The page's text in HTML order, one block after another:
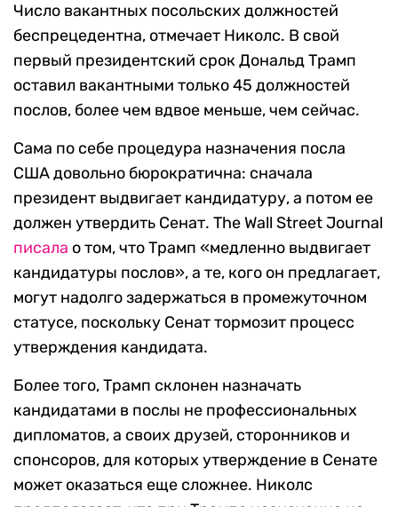
Число вакантных посольских должностей
беспрецедентна, отмечает Николс. В свой
первый президентский срок Дональд Трамп
оставил вакантными только 45 должностей
послов, более чем вдвое меньше, чем сейчас.
Сама по себе процедура назначения посла
США довольно бюрократична: сначала
президент выдвигает кандидатуру, а потом ее
должен утвердить Сенат. The Wall Street Journal
писала о том, что Трамп «медленно выдвигает
кандидатуры послов», а те, кого он предлагает,
могут надолго задержаться в промежуточном
статусе, поскольку Сенат тормозит процесс
утверждения кандидата.
Более того, Трамп склонен назначать
кандидатами в послы не профессиональных
дипломатов, а своих друзей, сторонников и
спонсоров, для которых утверждение в Сенате
может оказаться еще сложнее. Николс